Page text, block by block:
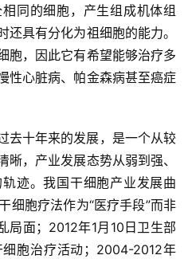
同的细胞，产生组成机体组
具有分化为祖细胞的能力。
胞，因此它有希望能够治疗多
性心脏病、帕金森病甚至癌症
去十年来的发展，是一个从较
，产业发展态势从弱到强、
迹。我国干细胞产业发展曲
细胞疗法作为“医疗手段”而非
局面；2012年1月10日卫生部
胞治疗活动；2004-2012年